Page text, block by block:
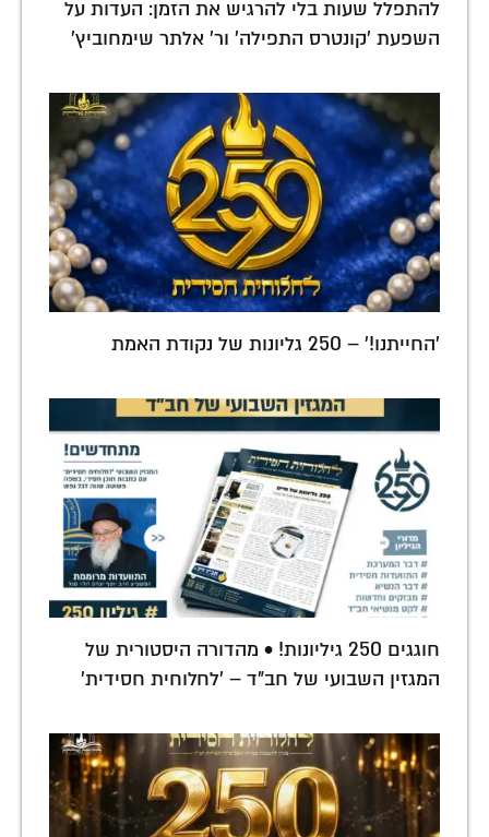
להתפלל שעות בלי להרגיש את הזמן: העדות על
השפעת 'קונטרס התפילה' ור' אלתר שימחוביץ'
'החייתנו!' – 250 גליונות של נקודת האמת
חוגגים 250 גיליונות! • מהדורה היסטורית של
המגזין השבועי של חב"ד – 'לחלוחית חסידית'